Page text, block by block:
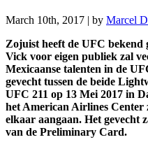
March 10th, 2017 | by Marcel
Zojuist heeft de UFC bekend
Vick voor eigen publiek zal
Mexicaanse talenten in de
gevecht tussen de beide
UFC 211 op 13 Mei 2017 in
het American Airlines Center
elkaar aangaan. Het gevecht
van de Preliminary Card.